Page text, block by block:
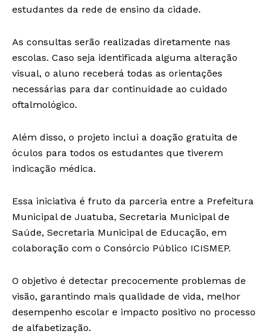
estudantes da rede de ensino da cidade.
As consultas serão realizadas diretamente nas
escolas. Caso seja identificada alguma alteração
visual, o aluno receberá todas as orientações
necessárias para dar continuidade ao cuidado
oftalmológico.
Além disso, o projeto inclui a doação gratuita de
óculos para todos os estudantes que tiverem
indicação médica.
Essa iniciativa é fruto da parceria entre a Prefeitura
Municipal de Juatuba, Secretaria Municipal de
Saúde, Secretaria Municipal de Educação, em
colaboração com o Consórcio Público ICISMEP.
O objetivo é detectar precocemente problemas de
visão, garantindo mais qualidade de vida, melhor
desempenho escolar e impacto positivo no processo
de alfabetização.